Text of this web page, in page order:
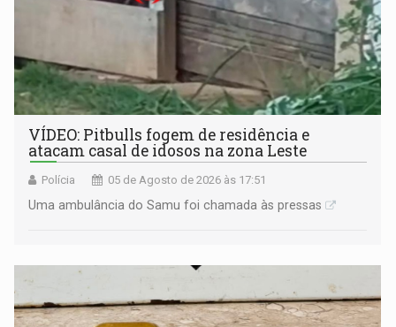
VÍDEO: Pitbulls fogem de residência e
atacam casal de idosos na zona Leste
Polícia 05 de Agosto de 2026 às 17:51
Uma ambulância do Samu foi chamada às pressas